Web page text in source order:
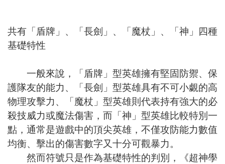
共有「盾牌」、「長劍」、「魔杖」、「神」四種
基礎特性
一般來說，「盾牌」型英雄擁有堅固防禦、保
護隊友的能力、「長劍」型英雄具有不可小覷的高
物理攻擊力、「魔杖」型英雄則代表持有強大的必
殺技威力或魔法傷害，而「神」型英雄比較特別一
點，通常是遊戲中的頂尖英雄，不僅攻防能力數值
均衡、擊出的傷害數字又十分可觀暴力。
然而符號只是作為基礎特性的判別，《超神學